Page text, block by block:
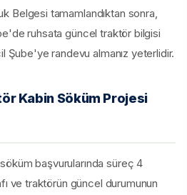
Belgesi tamamlandıktan sonra,
ruhsata güncel traktör bilgisi
Şube'ye randevu almanız yeterlidir.
Kabin Söküm Projesi
başvurularında süreç 4
ve traktörün güncel durumunun